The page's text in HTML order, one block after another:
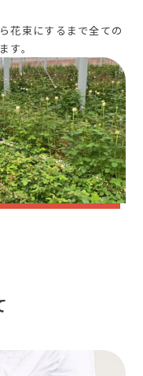
花束にするまで全ての
す。